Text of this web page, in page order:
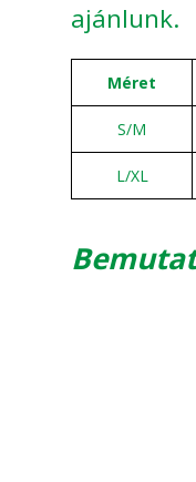
ajánlunk.
Méret
S/M
L/XL